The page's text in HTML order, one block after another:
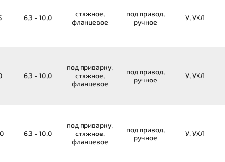
6,3 - 10,0
стяжное,
фланцевое
под привод,
ручное
У, УХЛ
6,3 - 10,0
под приварку,
стяжное,
фланцевое
под привод,
ручное
У, УХЛ
6,3 - 10,0
под приварку,
стяжное,
фланцевое
под привод,
ручное
У, УХЛ